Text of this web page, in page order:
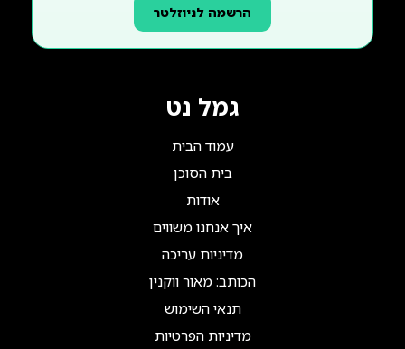
הרשמה לניוזלטר
גמל נט
עמוד הבית
בית הסוכן
אודות
איך אנחנו משווים
מדיניות עריכה
הכותב: מאור ווקנין
תנאי השימוש
מדיניות הפרטיות